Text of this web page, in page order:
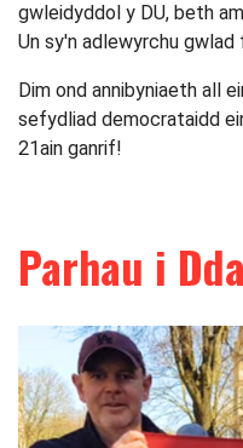
gwleidyddol y DU, beth
Un sy'n adlewyrchu
Dim ond annibyniaeth all
sefydliad democrataidd
21ain ganrif!
Parhau i